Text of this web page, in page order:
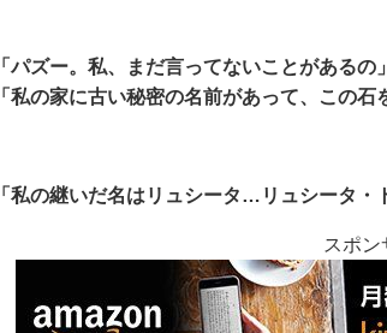
「パズー。私、まだ言ってないことがあるの」
「私の家に古い秘密の名前があって、この石
「私の継いだ名はリュシータ…リュシータ・
スポン